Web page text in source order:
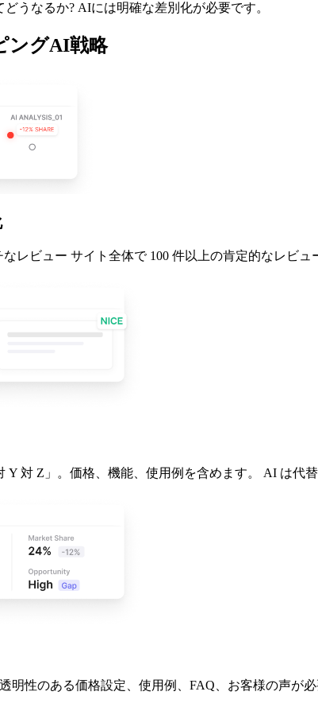
うなるか? AIには明確な差別化が必要です。
ングAI戦略
なレビュー サイト全体で 100 件以上の肯定的なレビ
Y 対 Z」。価格、機能、使用例を含めます。 AI は代
明性のある価格設定、使用例、FAQ、お客様の声が